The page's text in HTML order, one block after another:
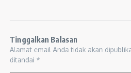
Tinggalkan Balasan
Alamat email Anda tidak akan
ditandai *